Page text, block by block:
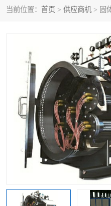
当前位置： 首页 > 供应商机 > 固